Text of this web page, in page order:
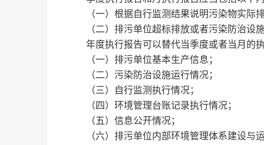
（一）根据自行监测结果说明污染物实际
（二）排污单位超标排放或者污染防治设
年度执行报告可以替代当季度或者当月的
（一）排污单位基本生产信息；
（二）污染防治设施运行情况；
（三）自行监测执行情况；
（四）环境管理台账记录执行情况；
（五）信息公开情况；
（六）排污单位内部环境管理体系建设与